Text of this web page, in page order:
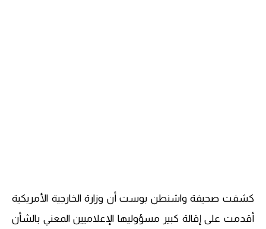
كشفت صحيفة واشنطن بوست أن وزارة الخارجية الأمريكية
أقدمت على إقالة كبير مسؤوليها الإعلاميين المعني بالشأن